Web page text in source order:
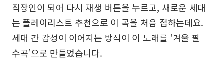
직장인이 되어 다시 재생 버튼을 누르고, 새로운 세대
는 플레이리스트 추천으로 이 곡을 처음 접하는데요.
세대 간 감성이 이어지는 방식이 이 노래를 ‘겨울 필
수곡’으로 만들었습니다.